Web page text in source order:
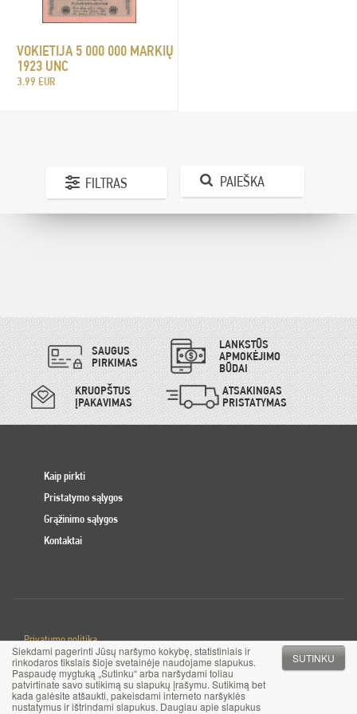
Siekdami pagerinti Jūsų naršymo kokybę, statistiniais ir
rinkodaros tikslais šioje svetainėje naudojame slapukus.
Paspaudę mygtuką „Sutinku“ arba naršydami toliau
patvirtinate savo sutikimą su slapukų įrašymu. Sutikimą bet
kada galėsite atšaukti, pakeisdami interneto naršyklės
nustatymus ir ištrindami slapukus. Daugiau apie slapukus
SUTINKU
VOKIETIJA 5 000 000 MARKIŲ
1923 UNC
3.99 EUR
FILTRAS PAIEŠKA
SAUGUS
PIRKIMAS
LANKSTŪS
APMOKĖJIMO
BŪDAI
KRUOPŠTUS
ĮPAKAVIMAS
ATSAKINGAS
PRISTATYMAS
Kaip pirkti
Pristatymo sąlygos
Grąžinimo sąlygos
Kontaktai
Privatumo politika
Slapuku politika
© 2017 MB Pinigai.lt. Visos teisės saugomos